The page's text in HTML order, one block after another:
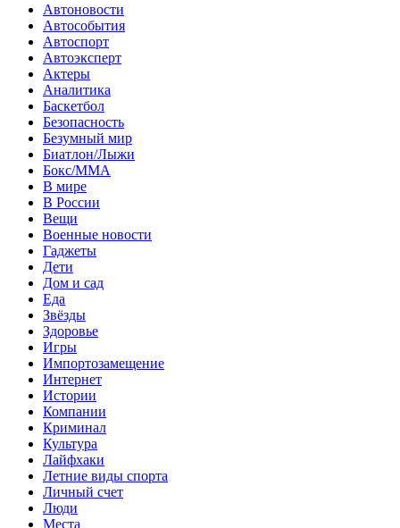
Автоновости
Автособытия
Автоспорт
Автоэксперт
Актеры
Аналитика
Баскетбол
Безопасность
Безумный мир
Биатлон/Лыжи
Бокс/MMA
В мире
В России
Вещи
Военные новости
Гаджеты
Дети
Дом и сад
Еда
Звёзды
Здоровье
Игры
Импортозамещение
Интернет
Истории
Компании
Криминал
Культура
Лайфхаки
Летние виды спорта
Личный счет
Люди
Места